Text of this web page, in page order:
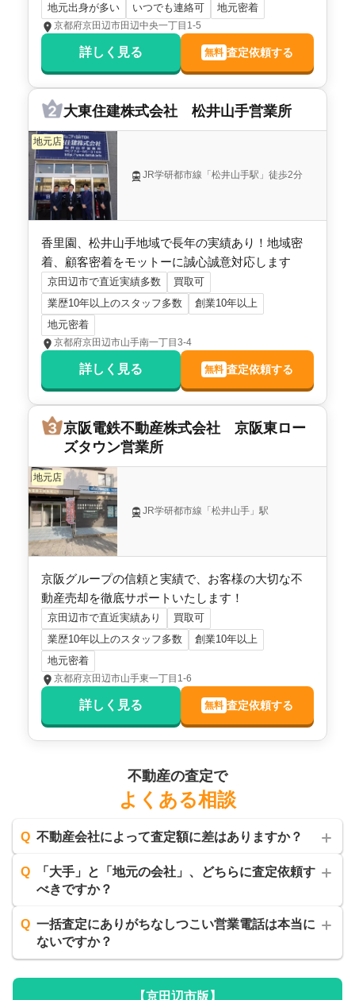
2,600万円 2025年11月
京都府京田辺市河原神谷
階数:2階 建物面積:80㎡
600万円 2025年11月
京都府京田辺市大住仲ノ谷
階数: 階 築年数:46年
建物面積:62㎡ 土地面積:
3,600
京都府京田辺市松井向谷
階数:2階 築年数:19年
建物面積:112㎡ 土地面積: 150㎡
4,900
京都府京田辺市山手南二丁目
階数:2階 築年数:27年
建物面積:138㎡ 土地面積:181㎡
2,300万円
京都府京田辺市大住責谷
築年数:22年
建物面積:82㎡ 土地面積:106㎡
万円
建物面積: 99㎡ 土地面積:142㎡
1,900万円
地元出身が多い
いつでも連絡可 地元密着
京都府京田辺市田辺中央一丁目1-5
詳しく見る 無料 査定依頼する
大東住建株式会社 松井山手営業所
地元店
JR学研都市線「松井山手駅」徒歩2分
香里園、松井山手地域で長年の実績あり！地域密
着、顧客密着をモットーに誠心誠意対応します
京田辺市で直近実績多数
買取可
業歴10年以上のスタッフ多数
創業10年以上
地元密着
京都府京田辺市山手南一丁目3-4
詳しく見る 無料 査定依頼する
京阪電鉄不動産株式会社 京阪東ロー
ズタウン営業所
地元店
JR学研都市線「松井山手」駅
京阪グループの信頼と実績で、お客様の大切な不
動産売却を徹底サポートいたします！
京田辺市で直近実績あり
買取可
業歴10年以上のスタッフ多数
創業10年以上
地元密着
京都府京田辺市山手東一丁目1-6
詳しく見る 無料 査定依頼する
不動産の査定で
よくある相談
Q 不動産会社によって査定額に差はありますか？
Q
「大手」と「地元の会社」、どちらに査定依頼す
べきですか？
Q 一括査定にありがちなしつこい営業電話は本当に
ないですか？
【京田辺市版】